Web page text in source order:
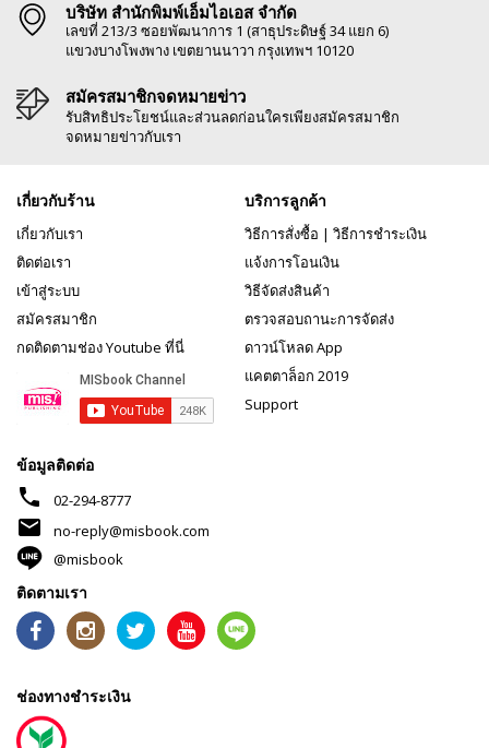
บริษัท สำนักพิมพ์เอ็มไอเอส จำกัด
เลขที่ 213/3 ซอยพัฒนาการ 1 (สาธุประดิษฐ์ 34 แยก 6)
แขวงบางโพงพาง เขตยานนาวา กรุงเทพฯ 10120
สมัครสมาชิกจดหมายข่าว
รับสิทธิประโยชน์และส่วนลดก่อนใครเพียงสมัครสมาชิก
จดหมายข่าวกับเรา
เกี่ยวกับร้าน
เกี่ยวกับเรา
ติดต่อเรา
เข้าสู่ระบบ
สมัครสมาชิก
กดติดตามช่อง Youtube ที่นี่
บริการลูกค้า
วิธีการสั่งซื้อ | วิธีการชำระเงิน
แจ้งการโอนเงิน
วิธีจัดส่งสินค้า
ตรวจสอบถานะการจัดส่ง
ดาวน์โหลด App
แคตตาล็อก 2019
Support
ข้อมูลติดต่อ
phone 02-294-8777
mail
no-reply@misbook.com
@misbook
ติดตามเรา
ช่องทางชำระเงิน